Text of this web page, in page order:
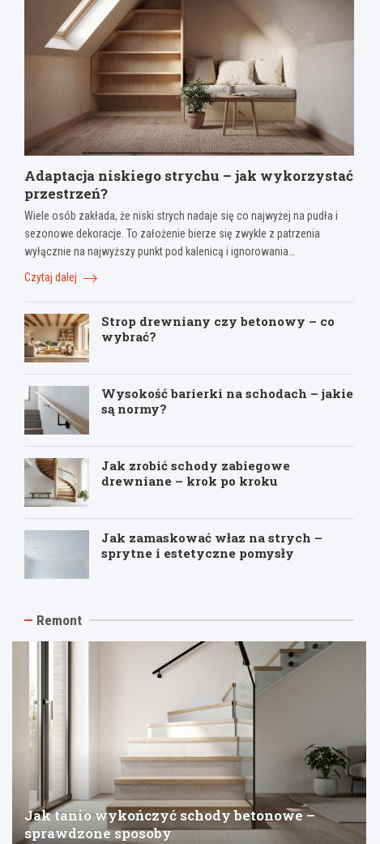
Adaptacja niskiego strychu – jak wykorzystać
przestrzeń?
Wiele osób zakłada, że niski strych nadaje się co najwyżej na pudła i
sezonowe dekoracje. To założenie bierze się zwykle z patrzenia
wyłącznie na najwyższy punkt pod kalenicą i ignorowania…
Czytaj dalej
Strop drewniany czy betonowy – co
wybrać?
Wysokość barierki na schodach – jakie
są normy?
Jak zrobić schody zabiegowe
drewniane – krok po kroku
Jak zamaskować właz na strych –
sprytne i estetyczne pomysły
Remont
Jak tanio wykończyć schody betonowe –
sprawdzone sposoby